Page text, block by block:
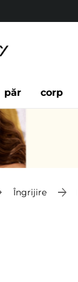
păr corp
Îngrijire